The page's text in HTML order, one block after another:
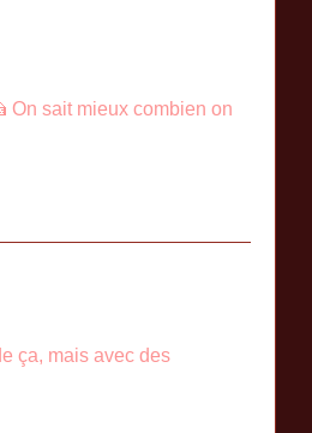
On sait mieux combien on
ça, mais avec des